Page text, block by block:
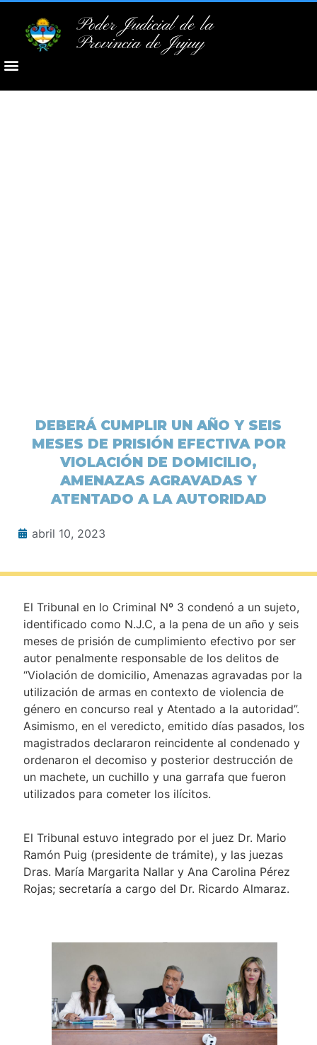
Poder Judicial de la
Provincia de Jujuy
DEBERÁ CUMPLIR UN AÑO Y SEIS
MESES DE PRISIÓN EFECTIVA POR
VIOLACIÓN DE DOMICILIO,
AMENAZAS AGRAVADAS Y
ATENTADO A LA AUTORIDAD
abril 10, 2023
El Tribunal en lo Criminal Nº 3 condenó a un sujeto,
identificado como N.J.C, a la pena de un año y seis
meses de prisión de cumplimiento efectivo por ser
autor penalmente responsable de los delitos de
“Violación de domicilio, Amenazas agravadas por la
utilización de armas en contexto de violencia de
género en concurso real y Atentado a la autoridad”.
Asimismo, en el veredicto, emitido días pasados, los
magistrados declararon reincidente al condenado y
ordenaron el decomiso y posterior destrucción de
un machete, un cuchillo y una garrafa que fueron
utilizados para cometer los ilícitos.
El Tribunal estuvo integrado por el juez Dr. Mario
Ramón Puig (presidente de trámite), y las juezas
Dras. María Margarita Nallar y Ana Carolina Pérez
Rojas; secretaría a cargo del Dr. Ricardo Almaraz.